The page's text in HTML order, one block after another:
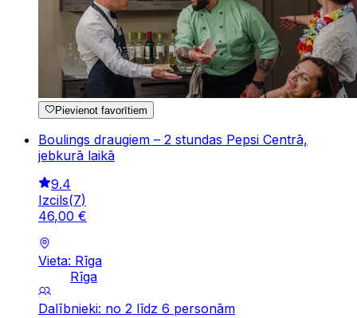
Pievienot favorītiem
Boulings draugiem – 2 stundas Pepsi Centrā,
jebkurā laikā
9.4
Izcils(7)
46,00 €
Vieta: Rīga
Rīga
Dalībnieki: no 2 līdz 6 personām